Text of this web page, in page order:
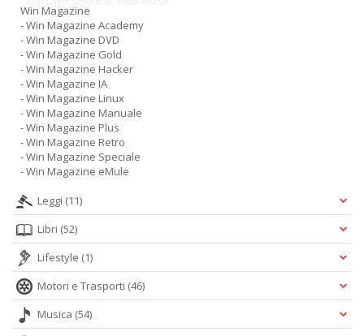
Win Magazine
- Win Magazine Academy
- Win Magazine DVD
- Win Magazine Gold
- Win Magazine Hacker
- Win Magazine IA
- Win Magazine Linux
- Win Magazine Manuale
- Win Magazine Plus
- Win Magazine Retro
- Win Magazine Speciale
- Win Magazine eMule
Leggi (11)
Libri (52)
Lifestyle (1)
Motori e Trasporti (46)
Musica (54)